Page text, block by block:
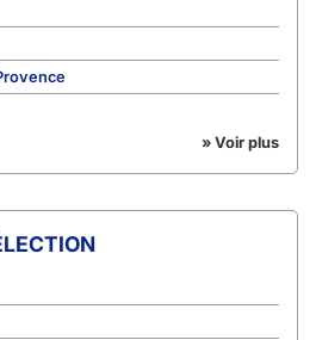
» Voir plus